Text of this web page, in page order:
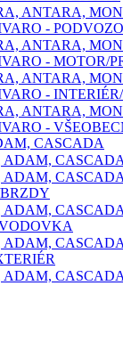
ANTARA,
-
ANTARA,
- MOTOR/
ANTARA,
-
ANTARA,
-
CASCADA